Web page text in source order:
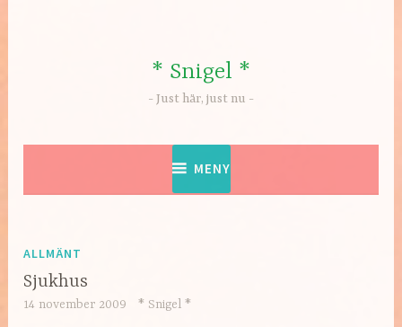
* Snigel *
Just här, just nu
MENY
ALLMÄNT
Sjukhus
14 november 2009 * Snigel *